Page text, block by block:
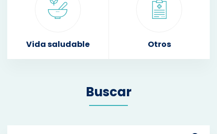
Vida saludable Otros
Buscar